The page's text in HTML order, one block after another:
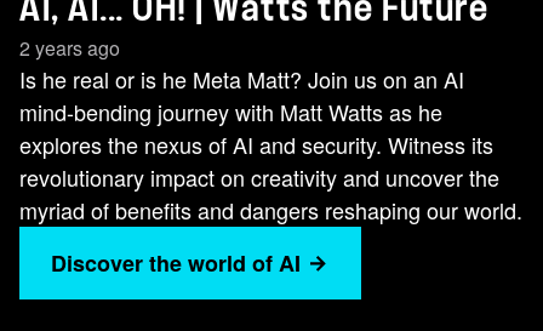
些领域。 我们把这一集称为“AI AI啊”， 就像在老
麦当劳一样，这一集将 在一天的剩余时间里停留
在你的头脑中。 不过、我们将介绍三件事。 我们
将与首席信息安全官 讨论他们如何看待AI的安全
性。 我们将与有创意的人 探讨他们如何看待 对
员工的潜在影响、我们将讨论如何 克服一些挑
战、 才能真正利用AI的优势。 AI带来了许多新挑
动力的数据、 以及在一个连续的 周期中访问、管
理和使用 数据、随着分析和使用更多数据、这一
AI, AI... OH! | Watts the Future
2 years ago
Is he real or is he Meta Matt? Join us on an AI
mind-bending journey with Matt Watts as he
explores the nexus of AI and security. Witness its
revolutionary impact on creativity and uncover the
myriad of benefits and dangers reshaping our world.
Discover the world of AI